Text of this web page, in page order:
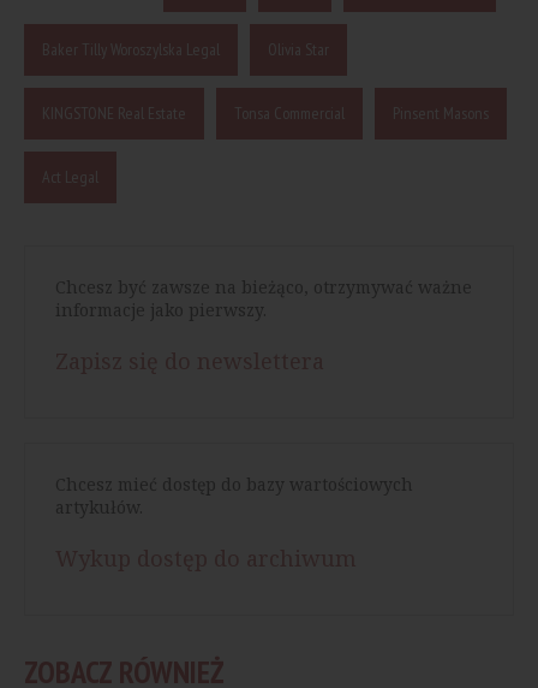
Baker Tilly Woroszylska Legal Olivia Star
KINGSTONE Real Estate Tonsa Commercial Pinsent Masons
Act Legal
Chcesz być zawsze na bieżąco, otrzymywać ważne
informacje jako pierwszy.
Chcesz mieć dostęp do bazy wartościowych
artykułów.
ZOBACZ RÓWNIEŻ